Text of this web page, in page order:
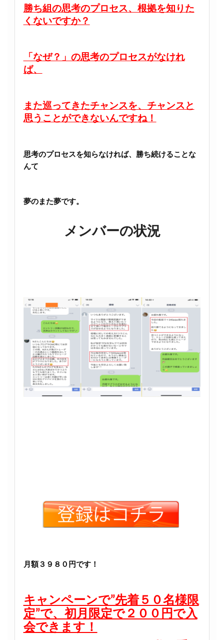
勝ち組の思考のプロセス、根拠を知りた
くないですか？
「なぜ？」の思考のプロセスがなけれ
ば、
また巡ってきたチャンスを、チャンスと
思うことができないんですね！
思考のプロセスを知らなければ、勝ち続けることな
んて
夢のまた夢です。
メンバーの状況
月額３９８０円です！
キャンペーンで”先着５０名様限
定”で、初月限定で２００円で入
会できます！